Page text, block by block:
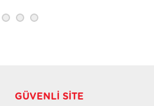
GÜVENLI SITE